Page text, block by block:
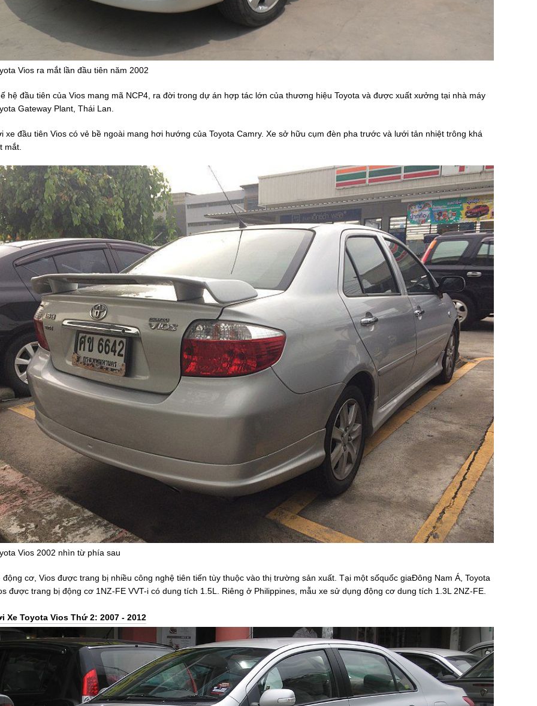
Vios ra mắt lần đầu tiên năm 2002
hệ đầu tiên của Vios mang mã NCP4, ra đời trong dự án hợp tác lớn của thương hiệu Toyota và được xuất xưởng tại nhà máy
Gateway Plant, Thái Lan.
xe đầu tiên Vios có vẻ bề ngoài mang hơi hướng của Toyota Camry. Xe sở hữu cụm đèn pha trước và lưới tản nhiệt trông khá
mắt.
Vios 2002 nhìn từ phía sau
động cơ, Vios được trang bị nhiều công nghệ tiên tiến tùy thuộc vào thị trường sản xuất. Tại một sốquốc giaĐông Nam Á, Toyota
được trang bị động cơ 1NZ-FE VVT-i có dung tích 1.5L. Riêng ở Philippines, mẫu xe sử dụng động cơ dung tích 1.3L 2NZ-FE.
Xe Toyota Vios Thứ 2: 2007 - 2012